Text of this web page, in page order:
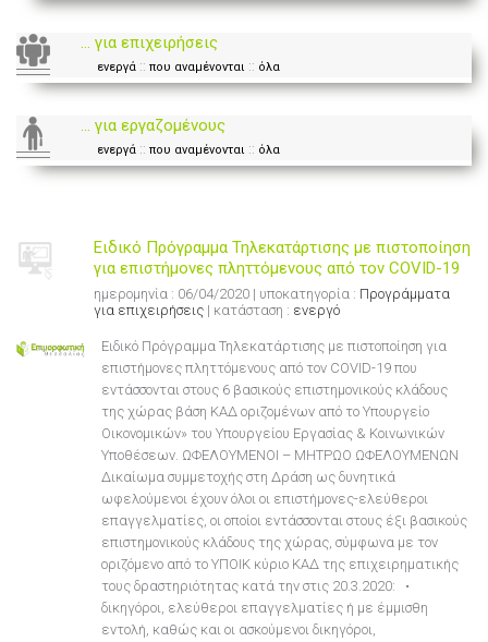
... για επιχειρήσεις
ενεργά :: που αναμένονται :: όλα
... για εργαζομένους
ενεργά :: που αναμένονται :: όλα
Ειδικό Πρόγραμμα Τηλεκατάρτισης με πιστοποίηση
για επιστήμονες πληττόμενους από τον COVID-19
ημερομηνία : 06/04/2020 | υποκατηγορία : Προγράμματα
για επιχειρήσεις | κατάσταση : ενεργό
Ειδικό Πρόγραμμα Τηλεκατάρτισης με πιστοποίηση για
επιστήμονες πληττόμενους από τον COVID-19 που
εντάσσονται στους 6 βασικούς επιστημονικούς κλάδους
της χώρας βάση ΚΑΔ οριζομένων από το Υπουργείο
Οικονομικών» του Υπουργείου Εργασίας & Κοινωνικών
Υποθέσεων. ΩΦΕΛΟΥΜΕΝΟΙ – ΜΗΤΡΩΟ ΩΦΕΛΟΥΜΕΝΩΝ
Δικαίωμα συμμετοχής στη Δράση ως δυνητικά
ωφελούμενοι έχουν όλοι οι επιστήμονες-ελεύθεροι
επαγγελματίες, οι οποίοι εντάσσονται στους έξι βασικούς
επιστημονικούς κλάδους της χώρας, σύμφωνα με τον
οριζόμενο από το ΥΠΟΙΚ κύριο ΚΑΔ της επιχειρηματικής
τους δραστηριότητας κατά την στις 20.3.2020: •
δικηγόροι, ελεύθεροι επαγγελματίες ή με έμμισθη
εντολή, καθώς και οι ασκούμενοι δικηγόροι,